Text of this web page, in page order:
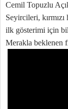
Cemil Topuzlu
Seyircileri,
ilk gösterimi için
Merakla beklenen